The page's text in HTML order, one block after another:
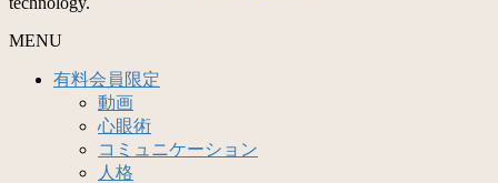
MENU
有料会員限定
動画
心眼術
コミュニケーション
人格